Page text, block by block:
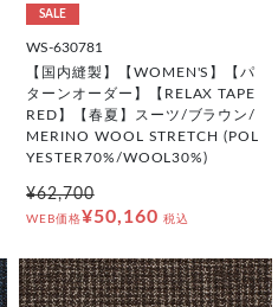
SALE
WS-630781
【国内縫製】【WOMEN'S】【パ
ターンオーダー】【RELAX TAPE
RED】【春夏】スーツ/ブラウン/
MERINO WOOL STRETCH (POL
YESTER70%/WOOL30%)
¥62,700
WEB価格¥50,160 税込